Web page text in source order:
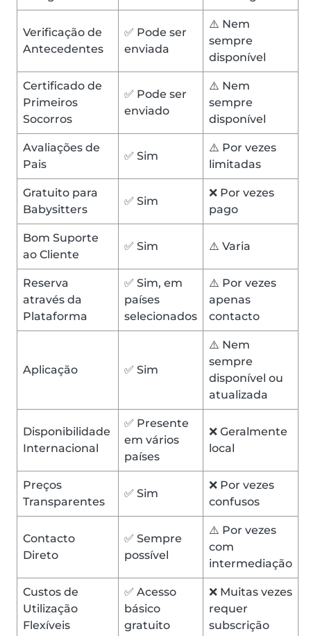
Verificação de
Antecedentes
✅ Pode ser
enviada
⚠️ Nem
sempre
disponível
Certificado de
Primeiros
Socorros
✅ Pode ser
enviado
⚠️ Nem
sempre
disponível
Avaliações de
Pais
✅ Sim
⚠️ Por vezes
limitadas
Gratuito para
Babysitters
✅ Sim
❌ Por vezes
pago
Bom Suporte
ao Cliente
✅ Sim ⚠️ Varia
Reserva
através da
Plataforma
✅ Sim, em
países
selecionados
⚠️ Por vezes
apenas
contacto
Aplicação ✅ Sim
⚠️ Nem
sempre
disponível ou
atualizada
Disponibilidade
Internacional
✅ Presente
em vários
países
❌ Geralmente
local
Preços
Transparentes
✅ Sim
❌ Por vezes
confusos
Contacto
Direto
✅ Sempre
possível
⚠️ Por vezes
com
intermediação
Custos de
Utilização
Flexíveis
✅ Acesso
básico
gratuito
❌ Muitas vezes
requer
subscrição